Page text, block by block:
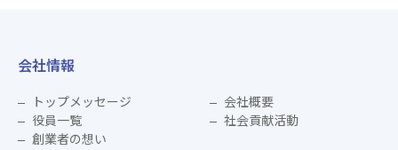
会社情報
トップメッセージ
会社概要
役員一覧
社会貢献活動
創業者の想い